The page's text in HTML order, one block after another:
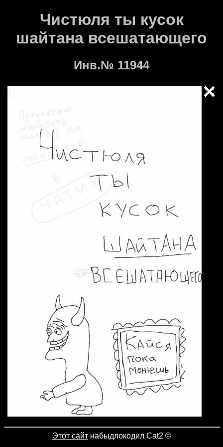
Чистюля ты кусок
шайтана всешатающего
Инв.№ 11944
Этот сайтнабыдлокодил Cat2 ©